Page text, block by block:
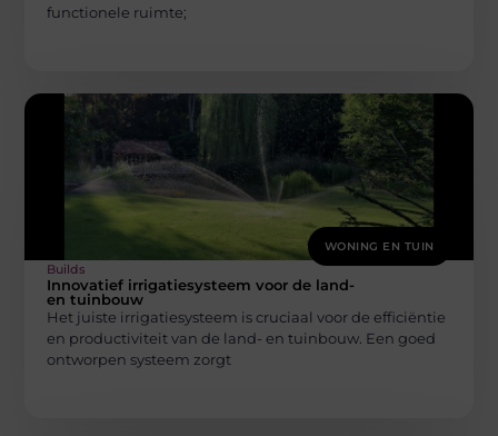
functionele ruimte;
WONING EN TUIN
Builds
Innovatief irrigatiesysteem voor de land-
en tuinbouw
Het juiste irrigatiesysteem is cruciaal voor de efficiëntie
en productiviteit van de land- en tuinbouw. Een goed
ontworpen systeem zorgt